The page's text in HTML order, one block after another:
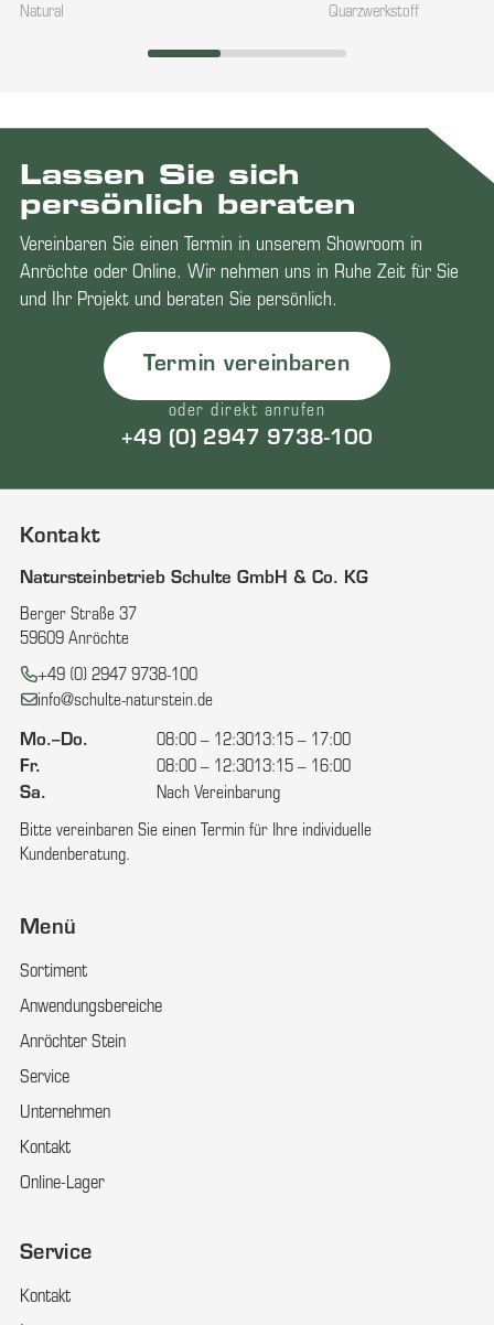
Natural Quarzwerkstoff
Lassen Sie sich
persönlich beraten
Vereinbaren Sie einen Termin in unserem Showroom in
Anröchte oder Online. Wir nehmen uns in Ruhe Zeit für Sie
und Ihr Projekt und beraten Sie persönlich.
Termin vereinbaren
oder direkt anrufen
+49 (0) 2947 9738-100
Kontakt
Natursteinbetrieb Schulte GmbH & Co. KG
Berger Straße 37
59609 Anröchte
Telefon:
+49 (0) 2947 9738-100
E-Mail:
info@schulte-naturstein.de
Mo.–Do. 08:00 – 12:3013:15 – 17:00
Fr.
08:00 – 12:3013:15 – 16:00
Sa.
Nach Vereinbarung
Bitte vereinbaren Sie einen Termin für Ihre individuelle
Kundenberatung.
Menü
Sortiment
Anwendungsbereiche
Anröchter Stein
Service
Unternehmen
Kontakt
Online-Lager
Service
Kontakt